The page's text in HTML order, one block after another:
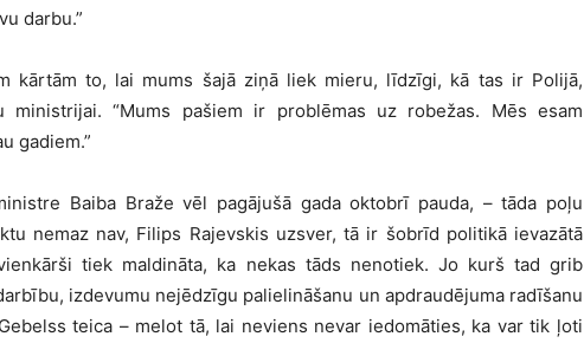
darbu.”
kārtām to, lai mums šajā ziņā liek mieru, līdzīgi, kā tas ir Polijā,
ministrijai. “Mums pašiem ir problēmas uz robežas. Mēs esam
gadiem.”
Baiba Braže vēl pagājušā gada oktobrī pauda, – tāda poļu
nemaz nav, Filips Rajevskis uzsver, tā ir šobrīd politikā ievazātā
tiek maldināta, ka nekas tāds nenotiek. Jo kurš tad grib
izdevumu nejēdzīgu palielināšanu un apdraudējuma radīšanu
teica – melot tā, lai neviens nevar iedomāties, ka var tik ļoti